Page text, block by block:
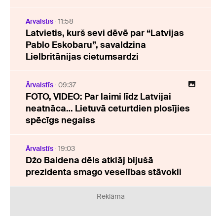
Ārvalstīs 11:58
Latvietis, kurš sevi dēvē par “Latvijas
Pablo Eskobaru”, savaldzina
Lielbritānijas cietumsardzi
Ārvalstīs 09:37
FOTO, VIDEO: Par laimi līdz Latvijai
neatnāca… Lietuvā ceturtdien plosījies
spēcīgs negaiss
Ārvalstīs 19:03
Džo Baidena dēls atklāj bijušā
prezidenta smago veselības stāvokli
Reklāma